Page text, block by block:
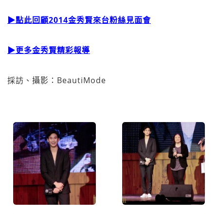
▶點此回顧2014金秀賢來台粉絲見面會
▶更多金秀賢精彩報導
採訪、攝影：BeautiMode